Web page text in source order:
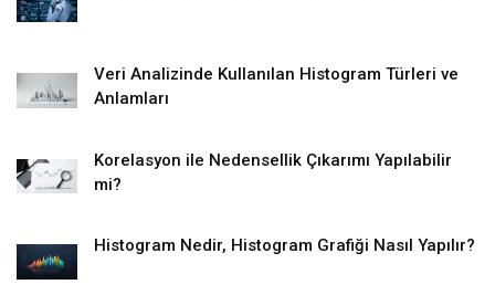
Veri Analizinde Kullanılan Histogram Türleri ve
Anlamları
Korelasyon ile Nedensellik Çıkarımı Yapılabilir
mi?
Histogram Nedir, Histogram Grafiği Nasıl Yapılır?